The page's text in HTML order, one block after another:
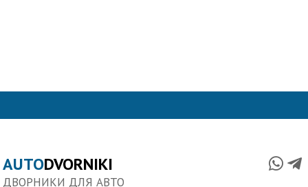
AUTODVORNIKI
ДВОРНИКИ ДЛЯ АВТО